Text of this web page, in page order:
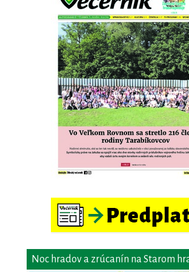
Noc hradov a zrúcanín na Starom